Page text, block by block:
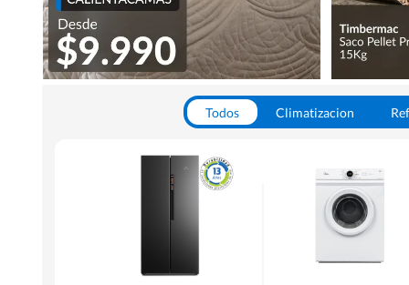
Todos Climatizacion